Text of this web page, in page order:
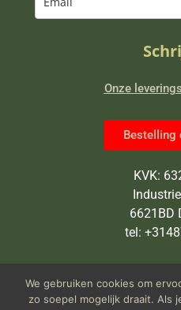
Onze
Bestelling
KVK:
6621BD
tel:
Wij zijn van
vrijdag open
We gebruiken cookies om
zo soepel mogelijk draait. Als